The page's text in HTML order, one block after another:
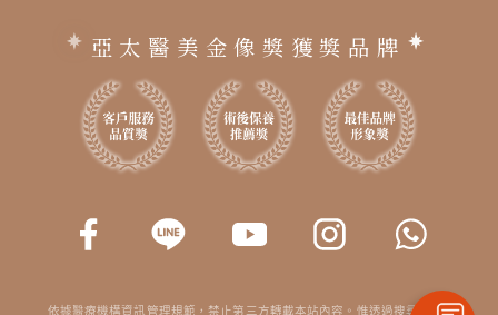
亞太醫美金像獎獲獎品牌
依據醫療機構資訊管理規範，禁止第三方轉載本站內容。惟透過搜尋